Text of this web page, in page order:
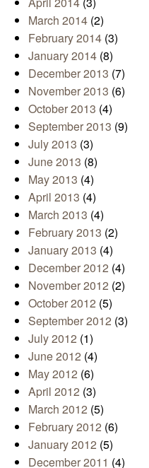
March 2014 (2)
February 2014 (3)
January 2014 (8)
December 2013 (7)
November 2013 (6)
October 2013 (4)
September 2013 (9)
July 2013 (3)
June 2013 (8)
May 2013 (4)
April 2013 (4)
March 2013 (4)
February 2013 (2)
January 2013 (4)
December 2012 (4)
November 2012 (2)
October 2012 (5)
September 2012 (3)
July 2012 (1)
June 2012 (4)
May 2012 (6)
April 2012 (3)
March 2012 (5)
February 2012 (6)
January 2012 (5)
December 2011 (4)